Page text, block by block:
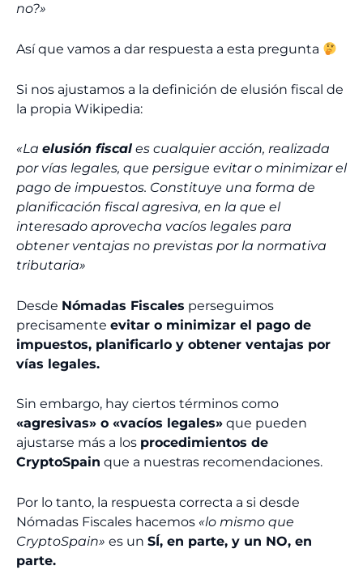
no?»
Así que vamos a dar respuesta a esta pregunta
Si nos ajustamos a la definición de elusión fiscal de
la propia Wikipedia:
«La elusión fiscal es cualquier acción, realizada
por vías legales, que persigue evitar o minimizar el
pago de impuestos. Constituye una forma de
planificación fiscal agresiva, en la que el
interesado aprovecha vacíos legales para
obtener ventajas no previstas por la normativa
tributaria»
Desde Nómadas Fiscales perseguimos
precisamente evitar o minimizar el pago de
impuestos, planificarlo y obtener ventajas por
vías legales.
Sin embargo, hay ciertos términos como
«agresivas» o «vacíos legales» que pueden
ajustarse más a los procedimientos de
CryptoSpain que a nuestras recomendaciones.
Por lo tanto, la respuesta correcta a si desde
Nómadas Fiscales hacemos «lo mismo que
CryptoSpain» es un SÍ, en parte, y un NO, en
parte.